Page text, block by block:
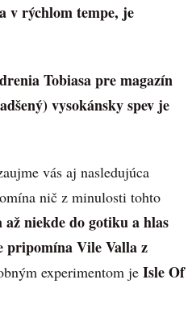
v rýchlom tempe, je
Tobiasa pre magazín
vysokánsky spev je
vás aj nasledujúca
nič z minulosti tohto
až niekde do gotiku a hlas
pripomína Vile Valla z
experimentom je Isle Of